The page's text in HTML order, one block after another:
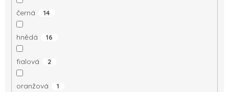
černá 14
hnědá 16
fialová 2
oranžová 1